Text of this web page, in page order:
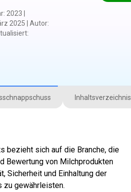
: 2023
2025 Autor:
:
Inhaltsverzeichnis
bezieht sich auf die Branche, die
Bewertung von Milchprodukten
Sicherheit und Einhaltung der
zu gewährleisten.